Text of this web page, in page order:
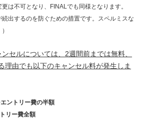
は不可となり、FINALでも同様となります。
続出するのを防ぐための措置です。スペルミスな
セルについては、2週間前までは無料、
理由でも以下のキャンセル料が発生しま
ントリー費の半額
リー費全額